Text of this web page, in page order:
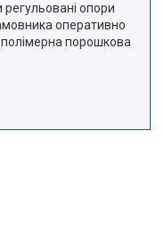
опори
оперативно
полімерна порошкова